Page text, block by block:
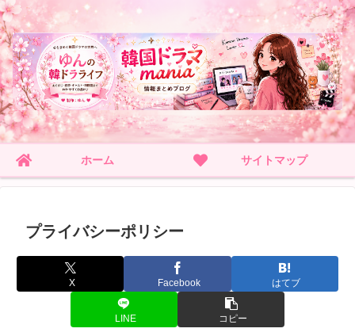
ホーム サイトマップ
プライバシーポリシー
X Facebook はてブ
LINE コピー